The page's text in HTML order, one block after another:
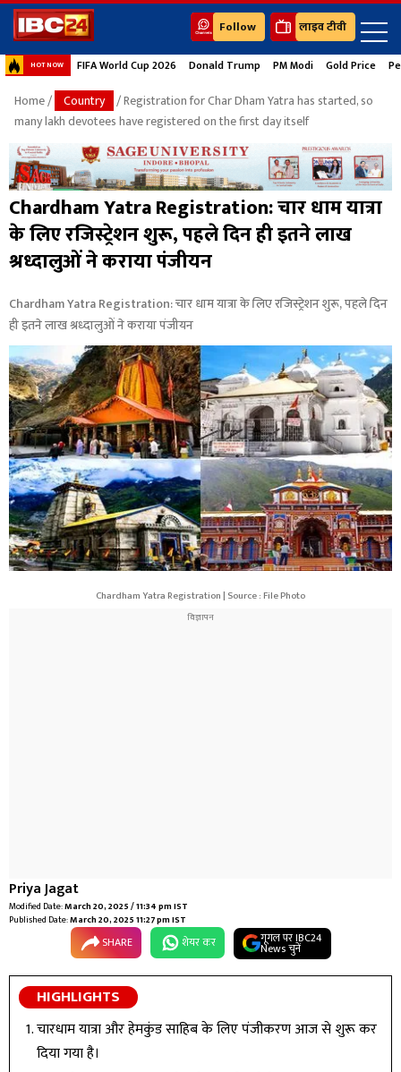
Follow लाइव टीवी
HOT NOW FIFA World Cup 2026 Donald Trump PM Modi Gold Price
Home/ Country / Registration for Char Dham Yatra has started, so
many lakh devotees have registered on the first day itself
Chardham Yatra Registration: चार धाम यात्रा
के लिए रजिस्ट्रेशन शुरू, पहले दिन ही इतने लाख
श्रध्दालुओं ने कराया पंजीयन
Chardham Yatra Registration: चार धाम यात्रा के लिए रजिस्ट्रेशन शुरू, पहले दिन
ही इतने लाख श्रध्दालुओं ने कराया पंजीयन
Chardham Yatra Registration | Source : File Photo
Priya Jagat
Modified Date:March 20, 2025 / 11:34 pm IST
Published Date:March 20, 2025 11:27 pm IST
SHARE शेयर कर गूगल पर IBC24
News चुनें
HIGHLIGHTS
चारधाम यात्रा और हेमकुंड साहिब के लिए पंजीकरण आज से शुरू कर
दिया गया है।